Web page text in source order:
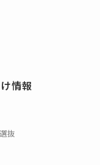
情報
抜